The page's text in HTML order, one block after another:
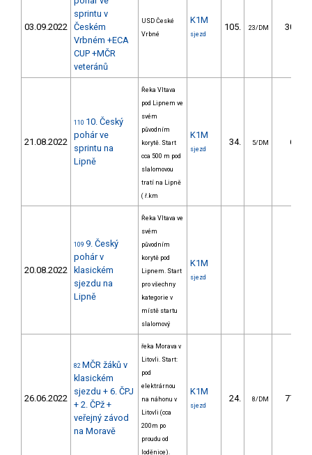
03.09.2022
sprintu v
Českém
Vrbném +ECA
CUP +MČR
veteránů
USD České
Vrbné
K1M
sjezd
105. 23/DM 30.34
21.08.2022
110 10. Český
pohár ve
sprintu na
Lipně
Řeka Vltava
pod Lipnem ve
svém
původním
korytě. Start
cca 500 m pod
slalomovou
tratí na Lipně
( ř.km
K1M
sjezd
34. 5/DM 6.76
20.08.2022
109 9. Český
pohár v
klasickém
sjezdu na
Lipně
Řeka Vltava ve
svém
původním
korytě pod
Lipnem. Start
pro všechny
kategorie v
místě startu
slalomový
K1M
sjezd
26.06.2022
82 MČR žáků v
klasickém
sjezdu + 6. ČPJ
+ 2. ČPž +
veřejný závod
na Moravě
řeka Morava v
Litovli. Start:
pod
elektrárnou
na náhonu v
Litovli (cca
200m po
proudu od
loděnice).
K1M
sjezd
24. 8/DM 77.67